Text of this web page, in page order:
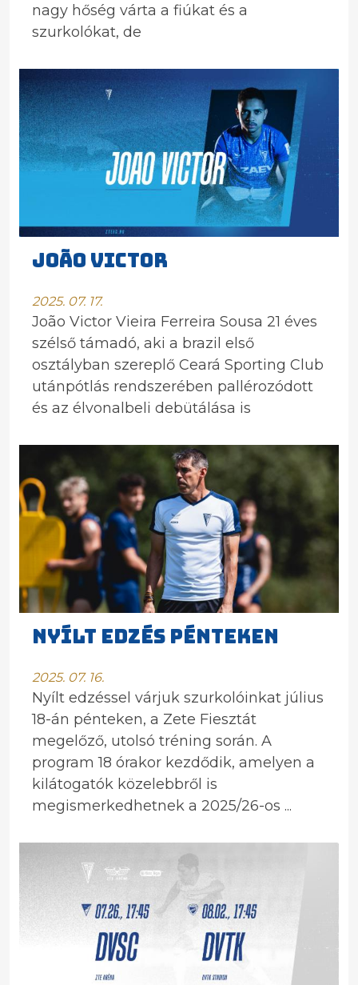
nagy hőség várta a fiúkat és a
szurkolókat, de
João Victor
2025. 07. 17.
João Victor Vieira Ferreira Sousa 21 éves
szélső támadó, aki a brazil első
osztályban szereplő Ceará Sporting Club
utánpótlás rendszerében pallérozódott
és az élvonalbeli debütálása is
NYÍLT EDZÉS PÉNTEKEN
2025. 07. 16.
Nyílt edzéssel várjuk szurkolóinkat július
18-án pénteken, a Zete Fiesztát
megelőző, utolsó tréning során. A
program 18 órakor kezdődik, amelyen a
kilátogatók közelebbről is
megismerkedhetnek a 2025/26-os ...